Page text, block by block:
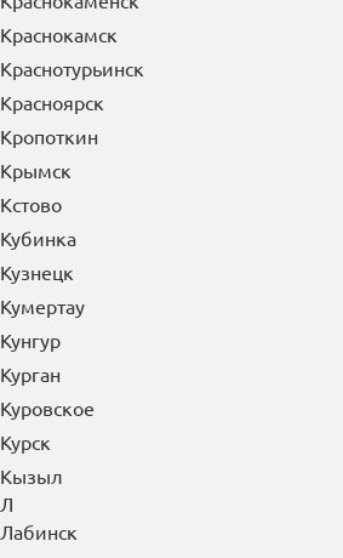
Краснокамск
Краснотурьинск
Красноярск
Кропоткин
Крымск
Кстово
Кубинка
Кузнецк
Кумертау
Кунгур
Курган
Куровское
Курск
Кызыл
Л
Лабинск